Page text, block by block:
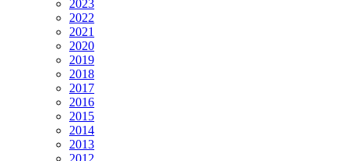
2023
2022
2021
2020
2019
2018
2017
2016
2015
2014
2013